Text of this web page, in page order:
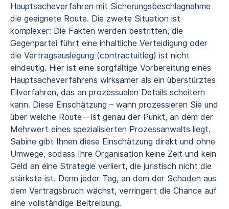
Hauptsacheverfahren mit Sicherungsbeschlagnahme
die geeignete Route. Die zweite Situation ist
komplexer: Die Fakten werden bestritten, die
Gegenpartei führt eine inhaltliche Verteidigung oder
die Vertragsauslegung (contractuitleg) ist nicht
eindeutig. Hier ist eine sorgfältige Vorbereitung eines
Hauptsacheverfahrens wirksamer als ein überstürztes
Eilverfahren, das an prozessualen Details scheitern
kann. Diese Einschätzung – wann prozessieren Sie und
über welche Route – ist genau der Punkt, an dem der
Mehrwert eines spezialisierten Prozessanwalts liegt.
Sabine gibt Ihnen diese Einschätzung direkt und ohne
Umwege, sodass Ihre Organisation keine Zeit und kein
Geld an eine Strategie verliert, die juristisch nicht die
stärkste ist. Denn jeder Tag, an dem der Schaden aus
dem Vertragsbruch wächst, verringert die Chance auf
eine vollständige Beitreibung.